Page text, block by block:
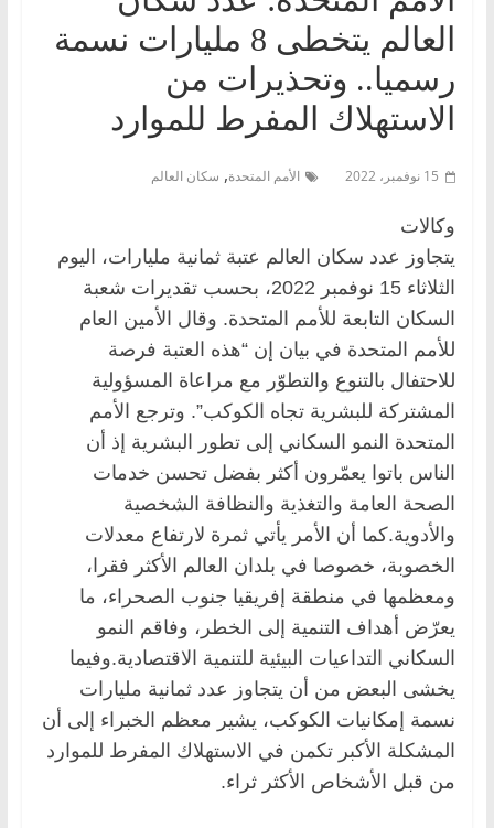
العالم يتخطى 8 مليارات نسمة
رسميا.. وتحذيرات من
الاستهلاك المفرط للموارد
15 نوفمبر، 2022 الأمم المتحدة, سكان العالم
وكالات
يتجاوز عدد سكان العالم عتبة ثمانية مليارات، اليوم
الثلاثاء 15 نوفمبر 2022، بحسب تقديرات شعبة
السكان التابعة للأمم المتحدة. وقال الأمين العام
للأمم المتحدة في بيان إن “هذه العتبة فرصة
للاحتفال بالتنوع والتطوّر مع مراعاة المسؤولية
المشتركة للبشرية تجاه الكوكب”. وترجع الأمم
المتحدة النمو السكاني إلى تطور البشرية إذ أن
الناس باتوا يعمّرون أكثر بفضل تحسن خدمات
الصحة العامة والتغذية والنظافة الشخصية
والأدوية.كما أن الأمر يأتي ثمرة لارتفاع معدلات
الخصوبة، خصوصا في بلدان العالم الأكثر فقرا،
ومعظمها في منطقة إفريقيا جنوب الصحراء، ما
يعرّض أهداف التنمية إلى الخطر، وفاقم النمو
السكاني التداعيات البيئية للتنمية الاقتصادية.وفيما
يخشى البعض من أن يتجاوز عدد ثمانية مليارات
نسمة إمكانيات الكوكب، يشير معظم الخبراء إلى أن
المشكلة الأكبر تكمن في الاستهلاك المفرط للموارد
من قبل الأشخاص الأكثر ثراء.